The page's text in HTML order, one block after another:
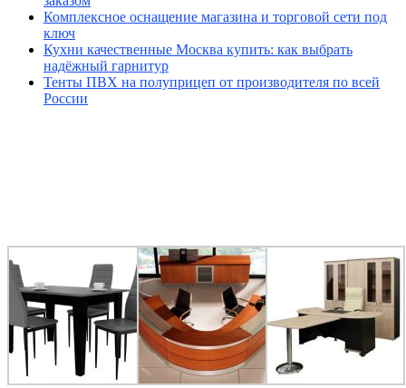
Комплексное оснащение магазина и торговой сети под
ключ
Кухни качественные Москва купить: как выбрать
надёжный гарнитур
Тенты ПВХ на полуприцеп от производителя по всей
России